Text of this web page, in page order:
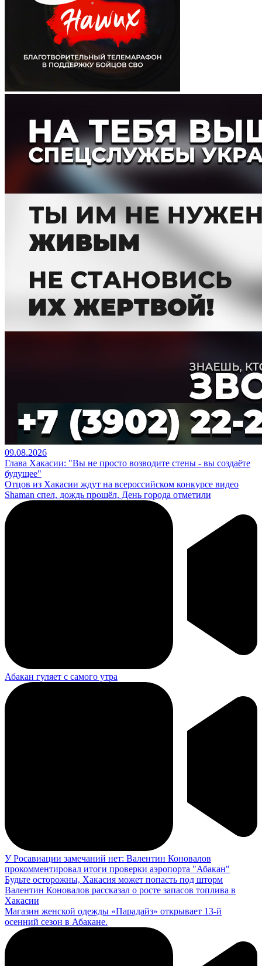
09.08.2026
Глава Хакасии: "Вы не просто возводите стены - вы создаёте
будущее"
Отцов из Хакасии ждут на всероссийском конкурсе видео
Shaman спел, дождь прошёл, День города отметили
Абакан гуляет с самого утра
У Росавиации замечаний нет: Валентин Коновалов
прокомментировал итоги проверки аэропорта "Абакан"
Будьте осторожны, Хакасия может попасть под шторм
Валентин Коновалов рассказал о росте запасов топлива в
Хакасии
Магазин женской одежды «Парадайз» открывает 13-й
осенний сезон в Абакане.